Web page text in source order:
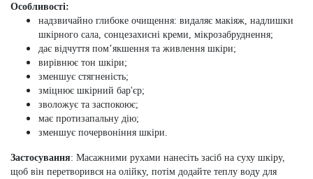
Особливості:
надзвичайно глибоке очищення: видаляє макіяж, надлишки
шкірного сала, сонцезахисні креми, мікрозабруднення;
дає відчуття пом’якшення та живлення шкіри;
вирівнює тон шкіри;
зменшує стягненість;
зміцнює шкірний бар'єр;
зволожує та заспокоює;
має протизапальну дію;
зменшує почервоніння шкіри.
Застосування: Масажними рухами нанесіть засіб на суху шкіру,
щоб він перетворився на олійку, потім додайте теплу воду для